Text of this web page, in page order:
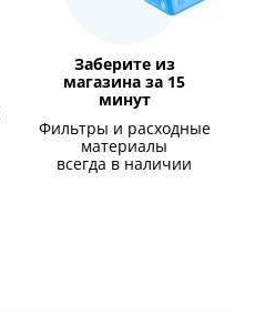
Заберите из
магазина за 15
минут
Фильтры и расходные
материалы
всегда в наличии